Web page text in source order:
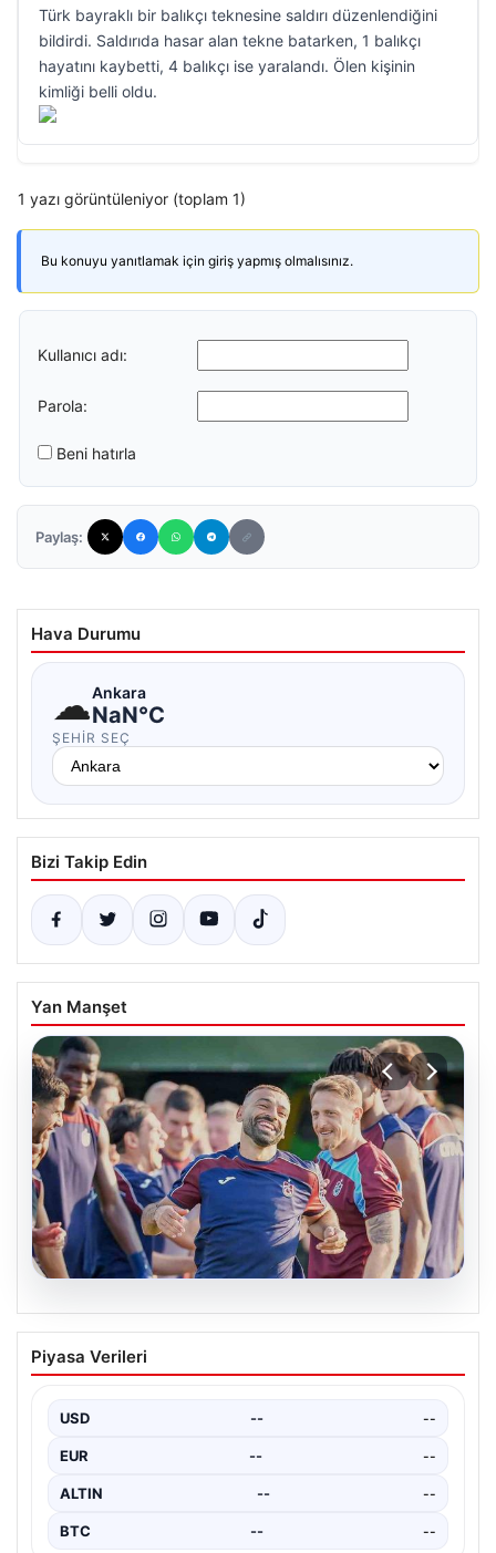
Türk bayraklı bir balıkçı teknesine saldırı düzenlendiğini
bildirdi. Saldırıda hasar alan tekne batarken, 1 balıkçı
hayatını kaybetti, 4 balıkçı ise yaralandı. Ölen kişinin
kimliği belli oldu.
1 yazı görüntüleniyor (toplam 1)
Bu konuyu yanıtlamak için giriş yapmış olmalısınız.
Kullanıcı adı:
Parola:
Beni hatırla
Paylaş:
Hava Durumu
☁Ankara
NaN°C
ŞEHIR SEÇ
Bizi Takip Edin
Yan Manşet
06.08.2026
Salah, Trabzonspor’da İlk Antrenmanına
Çıkarak Takımına Entegre Oldu
bordo-mavili forma ile ilk resmi antrenmanına katılarak
taraftarların…
Piyasa Verileri
USD -- --
EUR -- --
ALTIN -- --
BTC -- --